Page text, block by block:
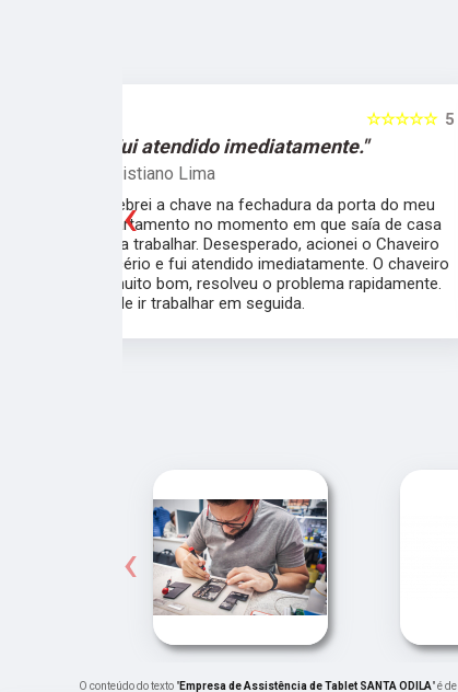
"O atendimento foi excelente."
Marcela Perna
Fiz a cópia de 2 chaves uma simples e
pra fechadura de travamento (aquelas
grossas) e ficou pronta em menos de 15
minutos. O atendimento foi excelente,
muito simpáticos e o preço justo ao
‹
‹
O conteúdo do texto "Empresa de Assistência de Tablet SANTA ODILA" é